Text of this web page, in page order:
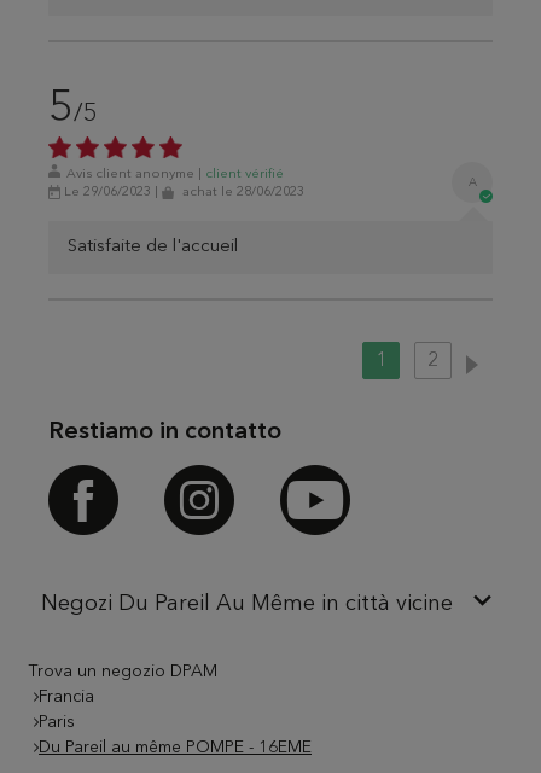
5/5
Avis client anonyme client vérifié
Le 29/06/2023
achat le 28/06/2023
A
Satisfaite de l'accueil
1 2
Restiamo in contatto
Facebook Instagram Youtube
Negozi Du Pareil Au Même in città vicine
Trova un negozio DPAM
Francia
Paris
Du Pareil au même POMPE - 16EME